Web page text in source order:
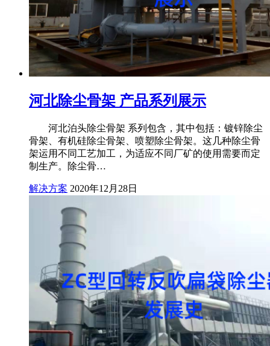
河北除尘骨架 产品系列展示
河北泊头除尘骨架 系列包含，其中包括：镀锌除尘
骨架、有机硅除尘骨架、喷塑除尘骨架。这几种除尘骨
架运用不同工艺加工，为适应不同厂矿的使用需要而定
制生产。除尘骨…
解决方案 2020年12月28日